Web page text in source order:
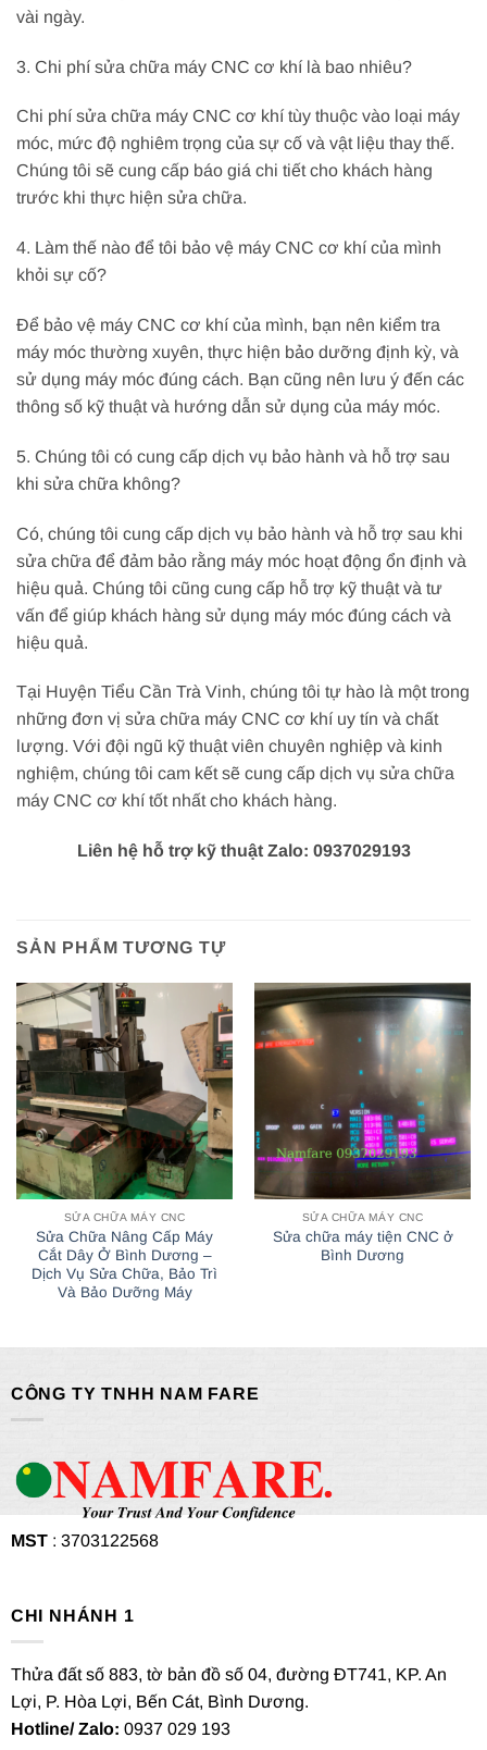
vài ngày.
3. Chi phí sửa chữa máy CNC cơ khí là bao nhiêu?
Chi phí sửa chữa máy CNC cơ khí tùy thuộc vào loại máy
móc, mức độ nghiêm trọng của sự cố và vật liệu thay thế.
Chúng tôi sẽ cung cấp báo giá chi tiết cho khách hàng
trước khi thực hiện sửa chữa.
4. Làm thế nào để tôi bảo vệ máy CNC cơ khí của mình
khỏi sự cố?
Để bảo vệ máy CNC cơ khí của mình, bạn nên kiểm tra
máy móc thường xuyên, thực hiện bảo dưỡng định kỳ, và
sử dụng máy móc đúng cách. Bạn cũng nên lưu ý đến các
thông số kỹ thuật và hướng dẫn sử dụng của máy móc.
5. Chúng tôi có cung cấp dịch vụ bảo hành và hỗ trợ sau
khi sửa chữa không?
Có, chúng tôi cung cấp dịch vụ bảo hành và hỗ trợ sau khi
sửa chữa để đảm bảo rằng máy móc hoạt động ổn định và
hiệu quả. Chúng tôi cũng cung cấp hỗ trợ kỹ thuật và tư
vấn để giúp khách hàng sử dụng máy móc đúng cách và
hiệu quả.
Tại Huyện Tiểu Cần Trà Vinh, chúng tôi tự hào là một trong
những đơn vị sửa chữa máy CNC cơ khí uy tín và chất
lượng. Với đội ngũ kỹ thuật viên chuyên nghiệp và kinh
nghiệm, chúng tôi cam kết sẽ cung cấp dịch vụ sửa chữa
máy CNC cơ khí tốt nhất cho khách hàng.
Liên hệ hỗ trợ kỹ thuật Zalo: 0937029193
SẢN PHẨM TƯƠNG TỰ
SỬA CHỮA MÁY CNC
Sửa Chữa Nâng Cấp Máy
Cắt Dây Ở Bình Dương –
Dịch Vụ Sửa Chữa, Bảo Trì
Và Bảo Dưỡng Máy
SỬA CHỮA MÁY CNC
Sửa chữa máy tiện CNC ở
Bình Dương
CÔNG TY TNHH NAM FARE
MST: 3703122568
CHI NHÁNH 1
Thửa đất số 883, tờ bản đồ số 04, đường ĐT741, KP. An
Lợi, P. Hòa Lợi, Bến Cát, Bình Dương.
Hotline/ Zalo: 0937 029 193